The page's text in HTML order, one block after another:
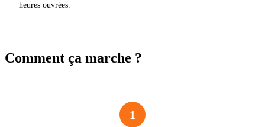
heures ouvrées.
Comment ça marche ?
1